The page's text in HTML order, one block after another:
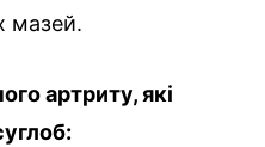
мазей.
артриту, які